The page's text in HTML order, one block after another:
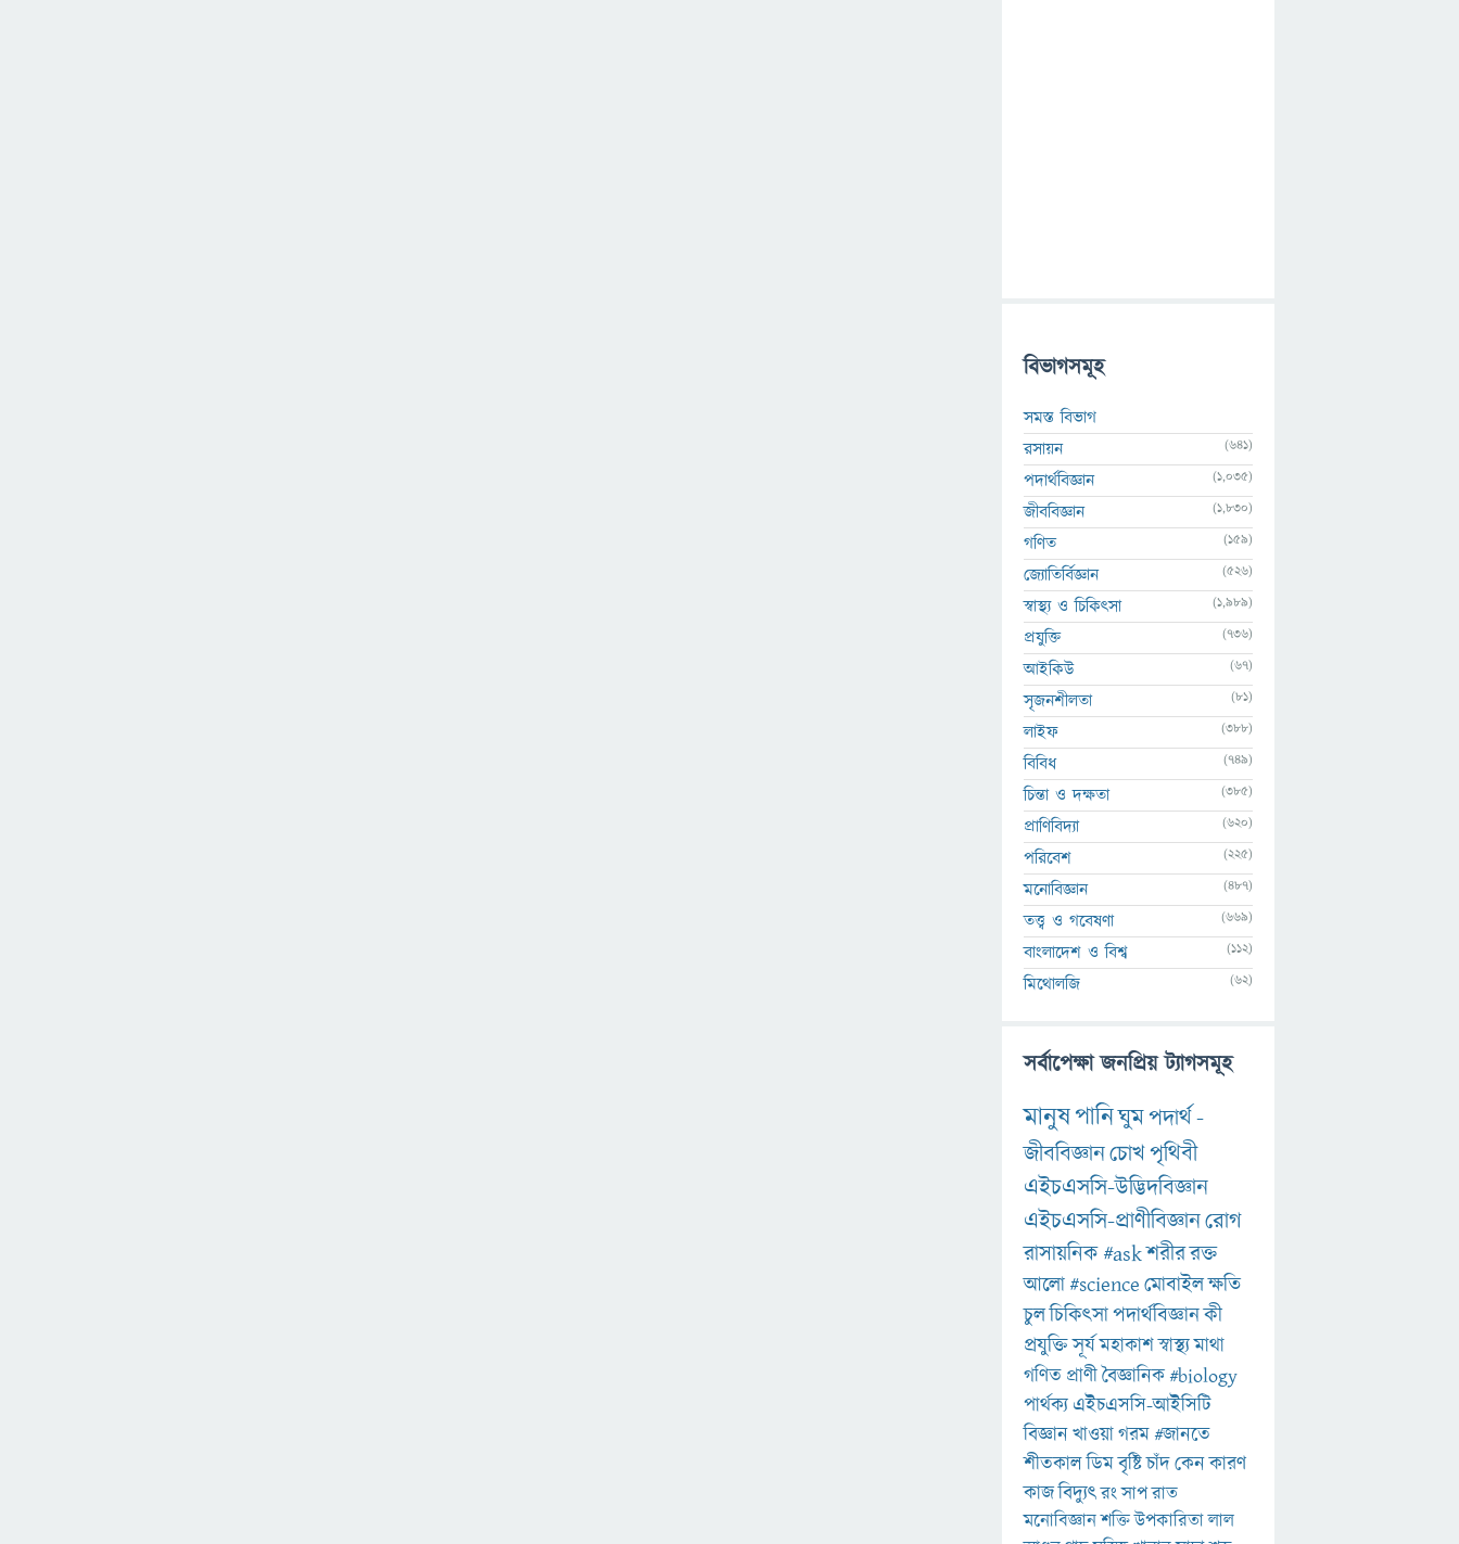
বিভাগসমূহ
সমস্ত বিভাগ
রসায়ন
(641)
পদার্থবিজ্ঞান (1,035)
জীববিজ্ঞান (1,830)
গণিত (159)
জ্যোতির্বিজ্ঞান (526)
স্বাস্থ্য ও চিকিৎসা (1,989)
প্রযুক্তি (736)
আইকিউ (67)
সৃজনশীলতা (81)
লাইফ (388)
বিবিধ (749)
চিন্তা ও দক্ষতা (385)
প্রাণিবিদ্যা (620)
পরিবেশ (225)
মনোবিজ্ঞান (487)
তত্ত্ব ও গবেষণা (669)
বাংলাদেশ ও বিশ্ব (112)
মিথোলজি (62)
সর্বাপেক্ষা জনপ্রিয় ট্যাগসমূহ
মানুষপানিঘুমপদার্থ-
জীববিজ্ঞানচোখপৃথিবী
এইচএসসি-উদ্ভিদবিজ্ঞান
এইচএসসি-প্রাণীবিজ্ঞানরোগ
রাসায়নিক#askশরীররক্ত
আলো#scienceমোবাইলক্ষতি
চুলচিকিৎসাপদার্থবিজ্ঞানকী
প্রযুক্তিসূর্যমহাকাশস্বাস্থ্যমাথা
গণিত প্রাণীবৈজ্ঞানিক#biology
পার্থক্য এইচএসসি-আইসিটি
বিজ্ঞানখাওয়াগরম#জানতে
শীতকালডিমবৃষ্টিচাঁদকেনকারণ
কাজবিদ্যুৎরংসাপরাত
মনোবিজ্ঞানশক্তিউপকারিতালাল